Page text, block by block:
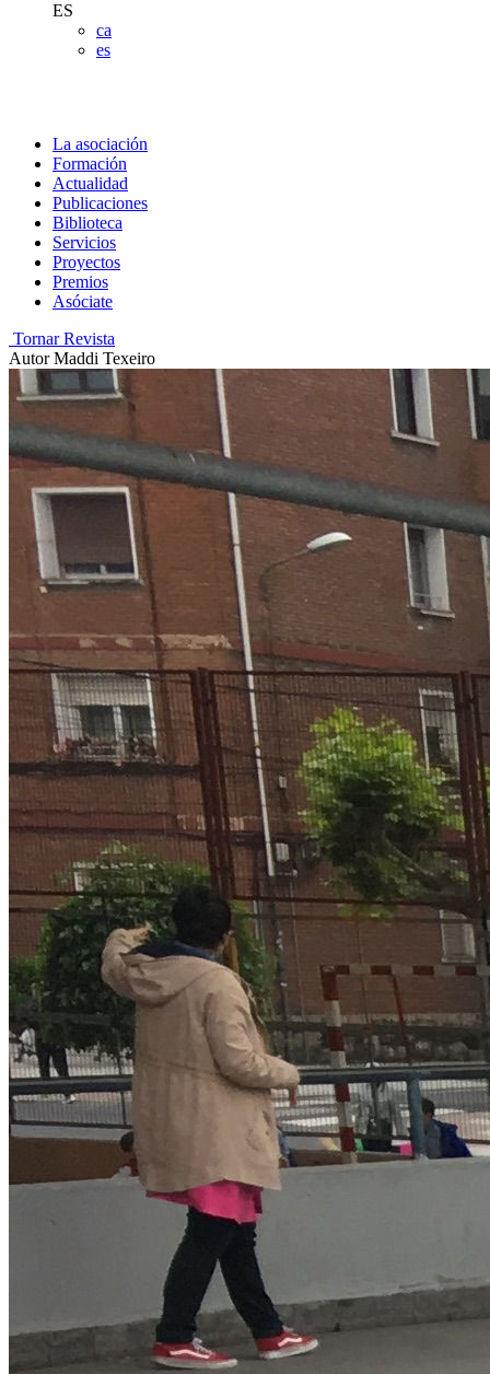
ES
ca
es
La asociación
Formación
Actualidad
Publicaciones
Biblioteca
Servicios
Proyectos
Premios
Asóciate
Tornar Revista
Autor Maddi Texeiro